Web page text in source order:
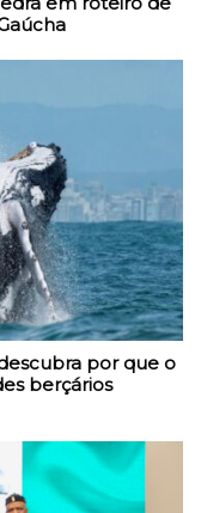
por que o
berçários